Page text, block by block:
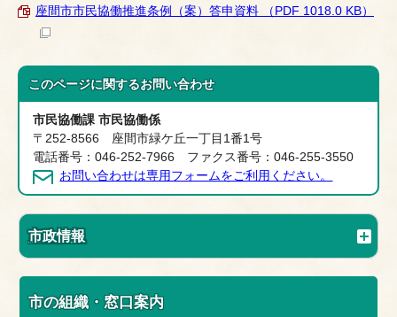
座間市市民協働推進条例（案）答申資料 （PDF 1018.0 KB）
このページに関するお問い合わせ
市民協働課 市民協働係
〒252-8566 座間市緑ケ丘一丁目1番1号
電話番号：046-252-7966 ファクス番号：046-255-3550
お問い合わせは専用フォームをご利用ください。
市政情報
市の組織・窓口案内